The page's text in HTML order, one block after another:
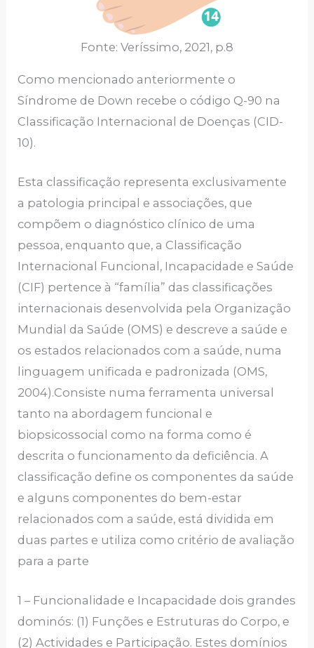
Fonte: Veríssimo, 2021, p.8
Como mencionado anteriormente o
Síndrome de Down recebe o código Q-90 na
Classificação Internacional de Doenças (CID-
10).
Esta classificação representa exclusivamente
a patologia principal e associações, que
compõem o diagnóstico clínico de uma
pessoa, enquanto que, a Classificação
Internacional Funcional, Incapacidade e Saúde
(CIF) pertence à “família” das classificações
internacionais desenvolvida pela Organização
Mundial da Saúde (OMS) e descreve a saúde e
os estados relacionados com a saúde, numa
linguagem unificada e padronizada (OMS,
2004).Consiste numa ferramenta universal
tanto na abordagem funcional e
biopsicossocial como na forma como é
descrita o funcionamento da deficiência. A
classificação define os componentes da saúde
e alguns componentes do bem-estar
relacionados com a saúde, está dividida em
duas partes e utiliza como critério de avaliação
para a parte
1 – Funcionalidade e Incapacidade dois grandes
dominós: (1) Funções e Estruturas do Corpo, e
(2) Actividades e Participação. Estes domínios